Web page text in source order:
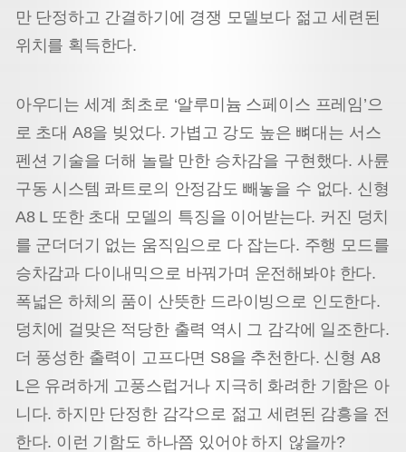
만 단정하고 간결하기에 경쟁 모델보다 젊고 세련된
위치를 획득한다.
아우디는 세계 최초로 ‘알루미늄 스페이스 프레임’으
로 초대 A8을 빚었다. 가볍고 강도 높은 뼈대는 서스
펜션 기술을 더해 놀랄 만한 승차감을 구현했다. 사륜
구동 시스템 콰트로의 안정감도 빼놓을 수 없다. 신형
A8 L 또한 초대 모델의 특징을 이어받는다. 커진 덩치
를 군더더기 없는 움직임으로 다 잡는다. 주행 모드를
승차감과 다이내믹으로 바꿔가며 운전해봐야 한다.
폭넓은 하체의 품이 산뜻한 드라이빙으로 인도한다.
덩치에 걸맞은 적당한 출력 역시 그 감각에 일조한다.
더 풍성한 출력이 고프다면 S8을 추천한다. 신형 A8
L은 유려하게 고풍스럽거나 지극히 화려한 기함은 아
니다. 하지만 단정한 감각으로 젊고 세련된 감흥을 전
한다. 이런 기함도 하나쯤 있어야 하지 않을까?